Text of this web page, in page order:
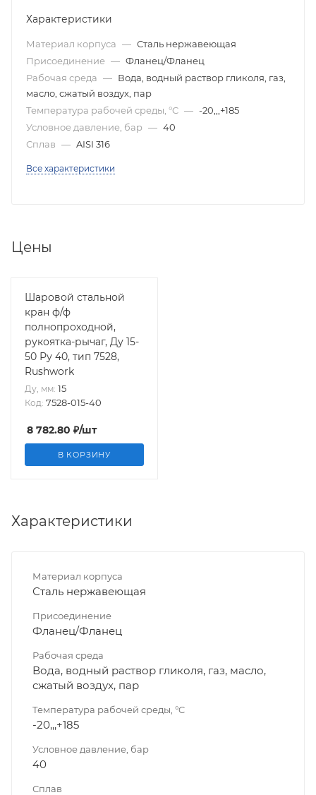
Характеристики
Материал корпуса — Сталь нержавеющая
Присоединение — Фланец/Фланец
Рабочая среда — Вода, водный раствор гликоля, газ,
масло, сжатый воздух, пар
Температура рабочей среды, °C — -20,,,+185
Условное давление, бар — 40
Сплав — AISI 316
Все характеристики
Цены
Шаровой стальной
кран ф/ф
полнопроходной,
рукоятка-рычаг, Ду 15-
50 Ру 40, тип 7528,
Rushwork
Ду, мм: 15
Код: 7528-015-40
8 782.80 ₽/шт
В КОРЗИНУ
Характеристики
Материал корпуса
Сталь нержавеющая
Присоединение
Фланец/Фланец
Рабочая среда
Вода, водный раствор гликоля, газ, масло,
сжатый воздух, пар
Температура рабочей среды, °C
-20,,,+185
Условное давление, бар
40
Сплав